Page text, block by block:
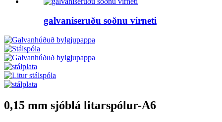
galvaniseruðu soðnu vírneti
0,15 mm sjóblá litarspólur-A6